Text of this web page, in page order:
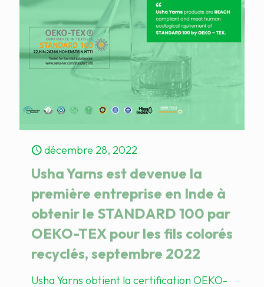
décembre 28, 2022
Usha Yarns est devenue la
première entreprise en Inde à
obtenir le STANDARD 100 par
OEKO-TEX pour les fils colorés
recyclés, septembre 2022
Usha Yarns obtient la certification OEKO-